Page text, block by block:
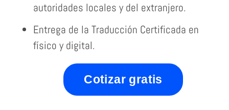
autoridades locales y del extranjero.
Entrega de la Traducción Certificada en
físico y digital.
Cotizar gratis